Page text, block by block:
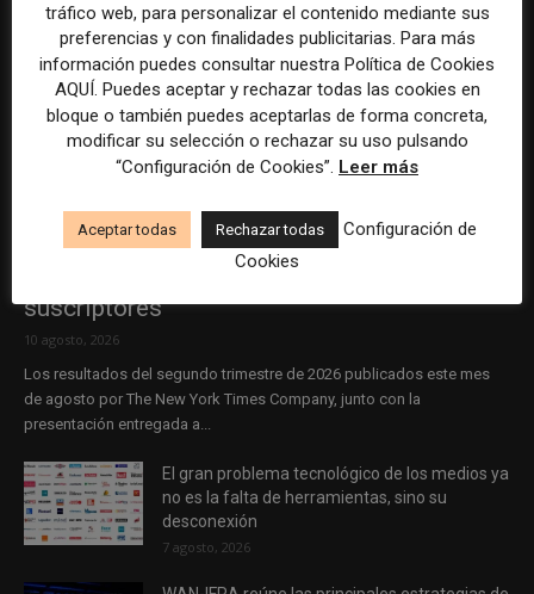
suscriptores
10 agosto, 2026
Los resultados del segundo trimestre de 2026 publicados este mes
de agosto por The New York Times Company, junto con la
presentación entregada a...
El gran problema tecnológico de los medios ya
no es la falta de herramientas, sino su
desconexión
7 agosto, 2026
tráfico web, para personalizar el contenido mediante sus
preferencias y con finalidades publicitarias. Para más
información puedes consultar nuestra Política de Cookies
AQUÍ. Puedes aceptar y rechazar todas las cookies en
bloque o también puedes aceptarlas de forma concreta,
modificar su selección o rechazar su uso pulsando
“Configuración de Cookies”. Leer más
Aceptar todas Rechazar todas
Configuración de
Cookies